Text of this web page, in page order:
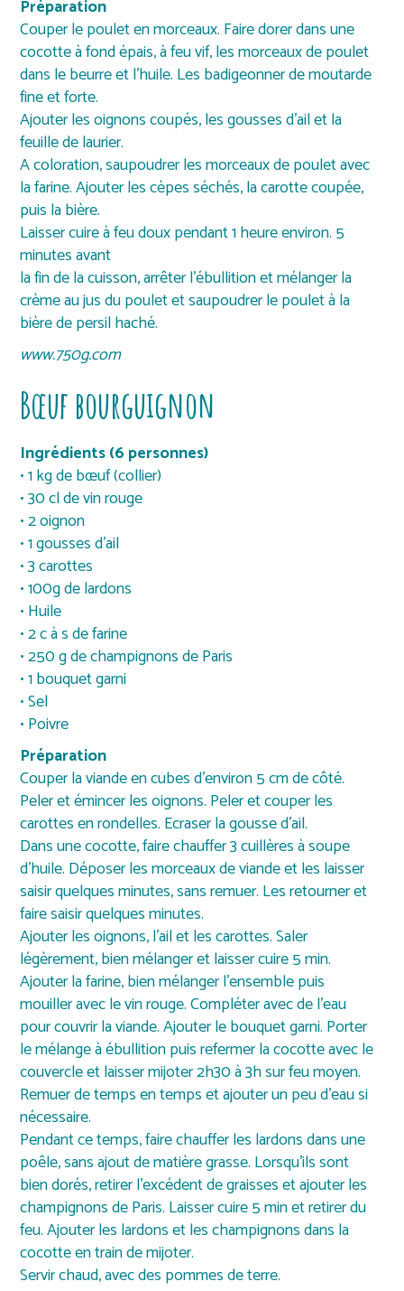
Préparation
Couper le poulet en morceaux. Faire dorer dans une
cocotte à fond épais, à feu vif, les morceaux de poulet
dans le beurre et l’huile. Les badigeonner de moutarde
fine et forte.
Ajouter les oignons coupés, les gousses d’ail et la
feuille de laurier.
A coloration, saupoudrer les morceaux de poulet avec
la farine. Ajouter les cèpes séchés, la carotte coupée,
puis la bière.
Laisser cuire à feu doux pendant 1 heure environ. 5
minutes avant
la fin de la cuisson, arrêter l’ébullition et mélanger la
crème au jus du poulet et saupoudrer le poulet à la
bière de persil haché.
www.750g.com
Bœuf bourguignon
Ingrédients (6 personnes)
• 1 kg de bœuf (collier)
• 30 cl de vin rouge
• 2 oignon
• 1 gousses d’ail
• 3 carottes
• 100g de lardons
• Huile
• 2 c à s de farine
• 250 g de champignons de Paris
• 1 bouquet garni
• Sel
• Poivre
Préparation
Couper la viande en cubes d’environ 5 cm de côté.
Peler et émincer les oignons. Peler et couper les
carottes en rondelles. Ecraser la gousse d’ail.
Dans une cocotte, faire chauffer 3 cuillères à soupe
d’huile. Déposer les morceaux de viande et les laisser
saisir quelques minutes, sans remuer. Les retourner et
faire saisir quelques minutes.
Ajouter les oignons, l’ail et les carottes. Saler
légèrement, bien mélanger et laisser cuire 5 min.
Ajouter la farine, bien mélanger l’ensemble puis
mouiller avec le vin rouge. Compléter avec de l’eau
pour couvrir la viande. Ajouter le bouquet garni. Porter
le mélange à ébullition puis refermer la cocotte avec le
couvercle et laisser mijoter 2h30 à 3h sur feu moyen.
Remuer de temps en temps et ajouter un peu d’eau si
nécessaire.
Pendant ce temps, faire chauffer les lardons dans une
poêle, sans ajout de matière grasse. Lorsqu’ils sont
bien dorés, retirer l’excédent de graisses et ajouter les
champignons de Paris. Laisser cuire 5 min et retirer du
feu. Ajouter les lardons et les champignons dans la
cocotte en train de mijoter.
Servir chaud, avec des pommes de terre.